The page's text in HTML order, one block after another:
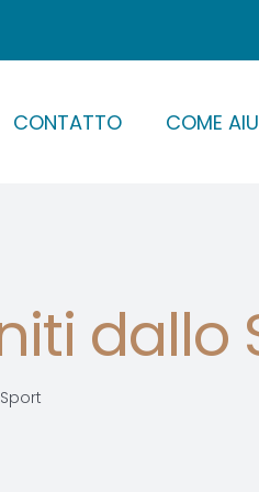
CONTATTO COME
dallo